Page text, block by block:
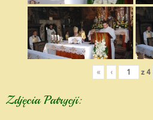
« ‹ z4
Zdjęcia Patrycji: